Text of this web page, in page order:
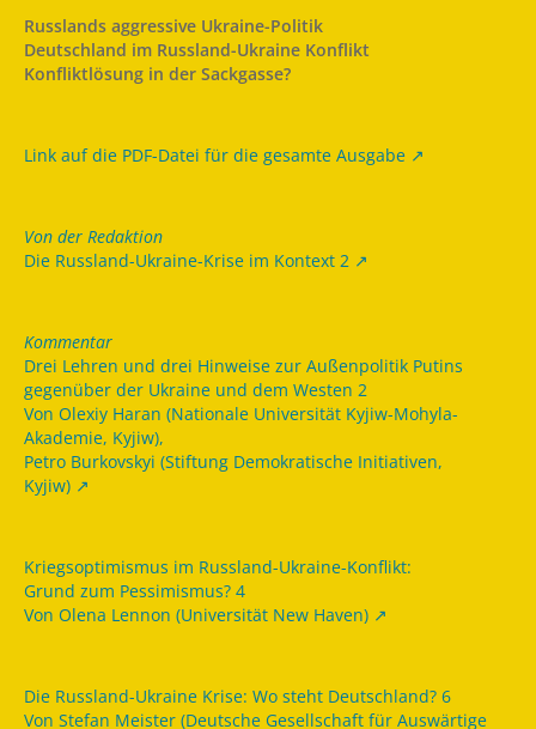
Russlands aggressive Ukraine-Politik
Deutschland im Russland-Ukraine Konflikt
Konfliktlösung in der Sackgasse?
Link auf die PDF-Datei für die gesamte Ausgabe
Von der Redaktion
Die Russland-Ukraine-Krise im Kontext 2
Kommentar
Drei Lehren und drei Hinweise zur Außenpolitik Putins
gegenüber der Ukraine und dem Westen 2
Von Olexiy Haran (Nationale Universität Kyjiw-Mohyla-
Akademie, Kyjiw),
Petro Burkovskyi (Stiftung Demokratische Initiativen,
Kyjiw)
Kriegsoptimismus im Russland-Ukraine-Konflikt:
Grund zum Pessimismus? 4
Von Olena Lennon (Universität New Haven)
Die Russland-Ukraine Krise: Wo steht Deutschland? 6
Von Stefan Meister (Deutsche Gesellschaft für Auswärtige